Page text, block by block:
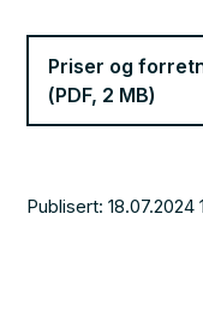
Priser og
(PDF, 2 MB)
Publisert 18.07.2024